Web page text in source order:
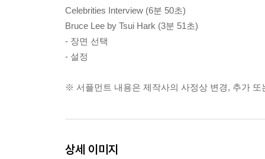
Celebrities Interview (6분 50초)
Bruce Lee by Tsui Hark (3분 51초)
- 장면 선택
- 설정
※ 서플먼트 내용은 제작사의 사정상 변경, 추가 또
상세 이미지